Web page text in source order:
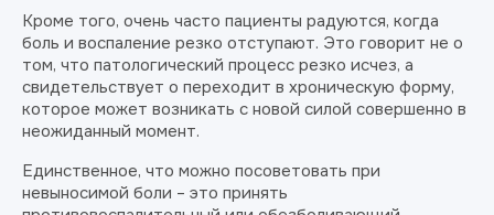
Кроме того, очень часто пациенты радуются, когда
боль и воспаление резко отступают. Это говорит не о
том, что патологический процесс резко исчез, а
свидетельствует о переходит в хроническую форму,
которое может возникать с новой силой совершенно в
неожиданный момент.
Единственное, что можно посоветовать при
невыносимой боли – это принять